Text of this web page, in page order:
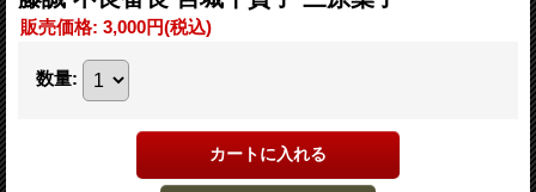
販売価格: 3,000円(税込)
数量: